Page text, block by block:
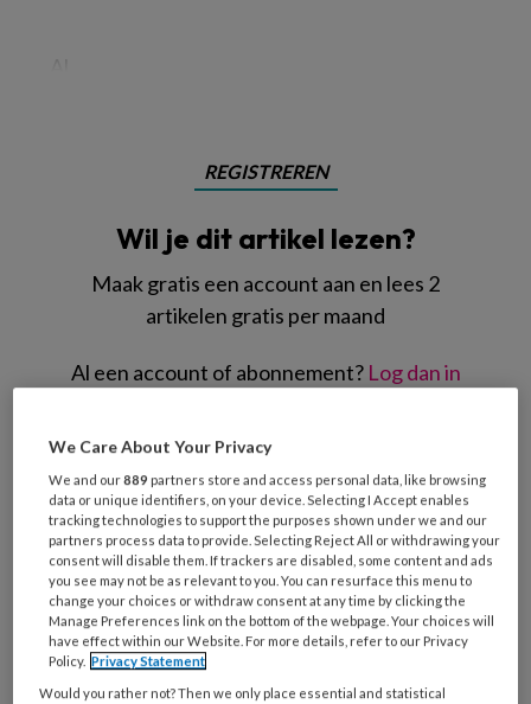
REGISTREREN
Wil je dit artikel lezen?
Maak gratis een account aan en lees 2
artikelen gratis per maand
Al een account of abonnement? Log dan in
Wat
is
je
e-
mailadres?
* *
Kies
je
wachtwoord* *
Kies
je
functie *
We Care About Your Privacy
We and our889 partners store and access personal data, like browsing
data or unique identifiers, on your device. Selecting I Accept enables
tracking technologies to support the purposes shown under we and our
partners process data to provide. Selecting Reject All or withdrawing your
consent will disable them. If trackers are disabled, some content and ads
you see may not be as relevant to you. You can resurface this menu to
change your choices or withdraw consent at any time by clicking the
Manage Preferences link on the bottom of the webpage. Your choices will
have effect within our Website. For more details, refer to our Privacy
Policy. Privacy Statement
Would you rather not? Then we only place essential and statistical